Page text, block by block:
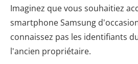
Imaginez que vous souhaitiez
smartphone Samsung
connaissez pas les identifiants
l'ancien propriétaire.